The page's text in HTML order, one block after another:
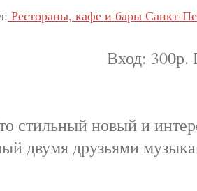
Рестораны, кафе и бары Санкт-
Вход: 300р.
стильный новый и
двумя друзьями